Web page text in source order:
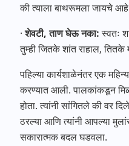
की त्याला बाथरूमला जायचे
·शेवटी, ताण घेऊ नका:स्वतः
तुम्ही जितके शांत राहाल,
पहिल्या कार्यशाळेनंतर एक
करण्यात आली. पालकांकडून
होता. त्यांनी सांगितले की वर
ठरल्या आणि त्यांनी आपल्या
सकारात्मक बदल घडवला.